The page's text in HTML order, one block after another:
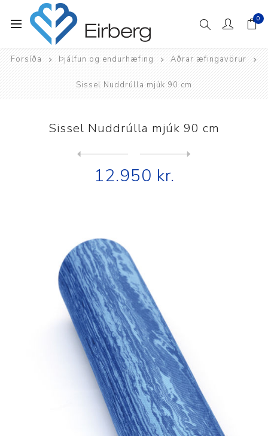
0
Forsíða Þjálfun og endurhæfing Aðrar æfingavörur
Sissel Nuddrúlla mjúk 90 cm
Sissel Nuddrúlla mjúk 90 cm
12.950 kr.